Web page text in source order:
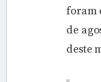
foram
de
deste